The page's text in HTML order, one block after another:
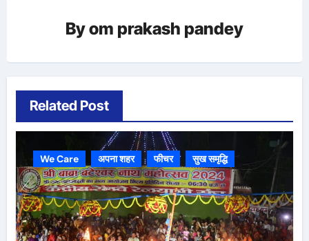
Byom prakash pandey
Related Post
We Care अपना शहर फीचर सुख समृद्धि